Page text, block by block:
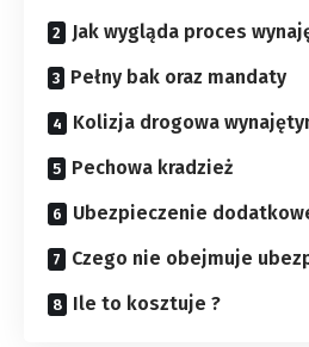
Jak wygląda proces
Pełny bak oraz mandaty
Kolizja drogowa
Pechowa kradzież
Ubezpieczenie
Czego nie obejmuje
Ile to kosztuje ?